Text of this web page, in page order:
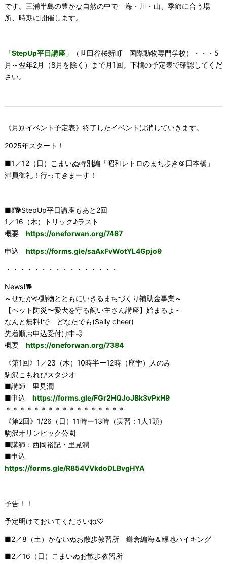
です。三浦半島の豊かな自然の中で 海・川・山、季節に合う場
所、時期に開催します。
「StepUp平日講座」
（世田谷桜新町 国際動物専門学校）・・・5
月～翌年2月（8月を除く）まで月1回。下欄の予定表で確認してくだ
さい。
《月別イベント予定表》終了したイベントは消していきます。
2025年スタート！
■1／12（日）こまいぬ特別編「昭和レトロのまち歩き＠日本橋」
満員御礼！行ってきまーす！
■💃🐕StepUp平日講座もあと2回
1／16（木）トリック♪ラスト
概要 https://oneforwan.org/7467
申込 https://forms.gle/saAxFvWotYL4Gpjo9
・・・・・・・・・・・・・・・・
News❗️🐕
～せたがや動物とともにいきるまちづくり補助金事業～
【ペット防災〜愛犬を守る飼い主さん講座】始まるよ～
なんと無料❗️で どなたでも(Sally cheer)
先着順お申込受付け中💨
概要 https://oneforwan.org/7384
《第1回》1／23（木）10時半ー12時（座学）人のみ
駒沢こもれびスタジオ
■講師 里見潤
■申込 https://forms.gle/FGr2HQJoJBk3vPxH9
＊＊＊＊＊＊＊＊＊＊＊＊＊＊＊＊＊
《第2回》1/26（日）11時ー13時（実習：1人1頭）
駒沢オリンピック公園
■講師：西岡裕記・里見潤
■申込
https://forms.gle/R854VVkdoDLBvgHYA
予告！！
予定明けておいてくださいね♡
■2／8（土）かないぬお散歩教習所 鎌倉編海＆緑地ハイキング
■2／16（日）こまいぬお散歩教習所